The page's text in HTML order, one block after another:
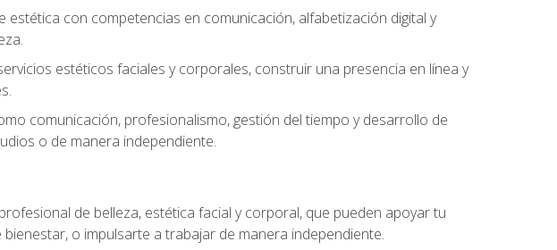
con competencias en comunicación, alfabetización digital y
estéticos faciales y corporales, construir una presencia en línea y
comunicación, profesionalismo, gestión del tiempo y desarrollo de
o de manera independiente.
de belleza, estética facial y corporal, que pueden apoyar tu
o impulsarte a trabajar de manera independiente.